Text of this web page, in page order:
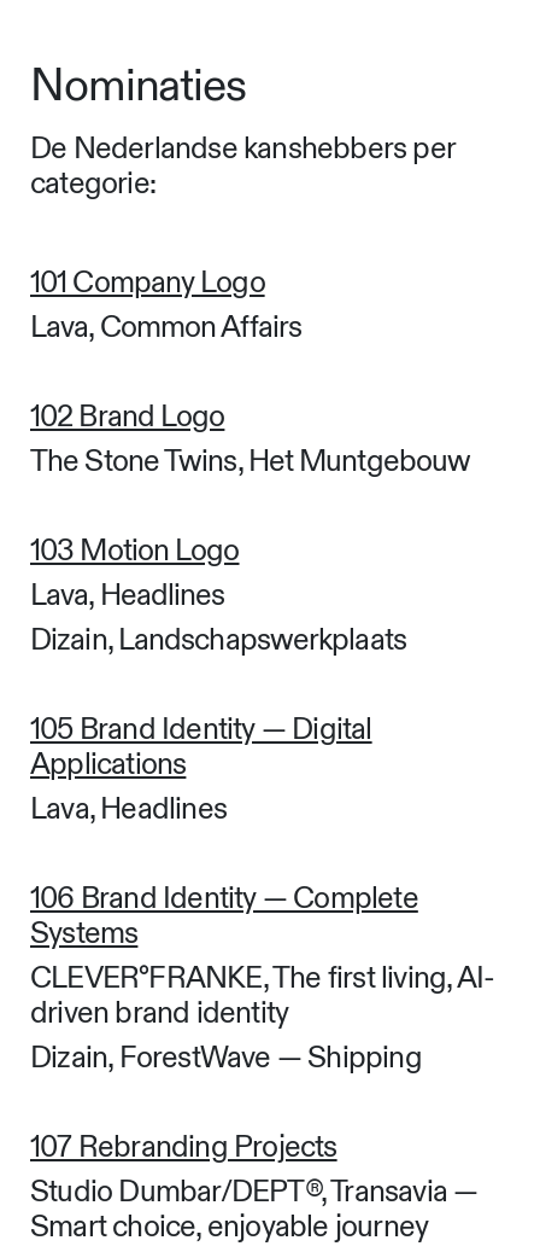
Nominaties
De Nederlandse kanshebbers per
categorie:
101 Company Logo
Lava, Common Affairs
102 Brand Logo
The Stone Twins, Het Muntgebouw
103 Motion Logo
Lava, Headlines
Dizain, Landschapswerkplaats
105 Brand Identity — Digital
Applications
Lava, Headlines
106 Brand Identity — Complete
Systems
CLEVER°FRANKE, The first living, AI-
driven brand identity
Dizain, ForestWave — Shipping
107 Rebranding Projects
Studio Dumbar/DEPT®, Transavia —
Smart choice, enjoyable journey